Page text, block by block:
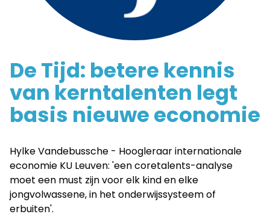
nieuwe
economie
-
Coretalents
De Tijd: betere kennis
van kerntalenten legt
basis nieuwe economie
Hylke Vandebussche - Hoogleraar internationale
economie KU Leuven: 'een coretalents-analyse
moet een must zijn voor elk kind en elke
jongvolwassene, in het onderwijssysteem of
erbuiten'.